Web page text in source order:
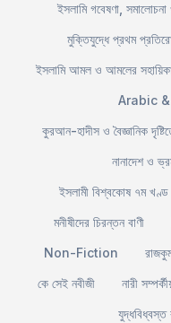
ইসলামি গবেষণা,
মুক্তিযুদ্ধে প্রথম
ইসলামি আমল ও আমলের
Arabic
কুরআন-হাদীস ও বৈজ্ঞানিক
নানাদেশ ও
ইসলামী বিশ্বকোষ ৭ম খণ্ড
মনীষীদের চিরন্তন বাণী
Non-Fiction
কে সেই নবীজী
নারী
যুদ্ধবিধ্বস্ত